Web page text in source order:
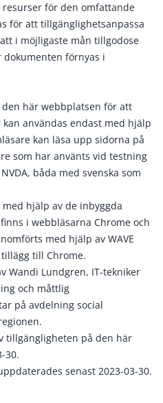
för den omfattande
för att tillgänglighetsanpassa
i möjligaste mån tillgodose
förnyas i
här webbplatsen för att
användas endast med hjälp
kan läsa upp sidorna på
som har använts vid testning
båda med svenska som
hjälp av de inbyggda
i webbläsarna Chrome och
med hjälp av WAVE
till Chrome.
Wandi Lundgren, IT-tekniker
och måttlig
på avdelning social
tillgängligheten på den här
30.
senast 2023-03-30.